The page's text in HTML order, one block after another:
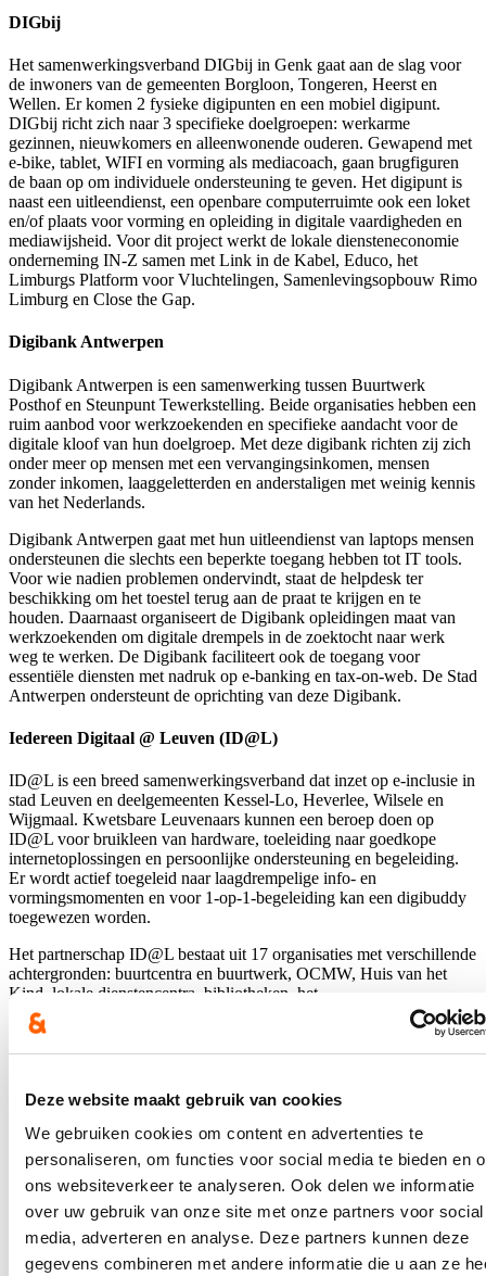
Deze website maakt gebruik van cookies
We gebruiken cookies om content en advertenties te
personaliseren, om functies voor social media te bieden en
ons websiteverkeer te analyseren. Ook delen we informatie
over uw gebruik van onze site met onze partners voor social
media, adverteren en analyse. Deze partners kunnen deze
gegevens combineren met andere informatie die u aan ze
DIGbij
Het samenwerkingsverband DIGbij in Genk gaat aan de slag voor
de inwoners van de gemeenten Borgloon, Tongeren, Heerst en
Wellen. Er komen 2 fysieke digipunten en een mobiel digipunt.
DIGbij richt zich naar 3 specifieke doelgroepen: werkarme
gezinnen, nieuwkomers en alleenwonende ouderen. Gewapend met
e-bike, tablet, WIFI en vorming als mediacoach, gaan brugfiguren
de baan op om individuele ondersteuning te geven. Het digipunt is
naast een uitleendienst, een openbare computerruimte ook een loket
en/of plaats voor vorming en opleiding in digitale vaardigheden en
mediawijsheid. Voor dit project werkt de lokale diensteneconomie
onderneming IN-Z samen met Link in de Kabel, Educo, het
Limburgs Platform voor Vluchtelingen, Samenlevingsopbouw Rimo
Limburg en Close the Gap.
Digibank Antwerpen
Digibank Antwerpen is een samenwerking tussen Buurtwerk
Posthof en Steunpunt Tewerkstelling. Beide organisaties hebben een
ruim aanbod voor werkzoekenden en specifieke aandacht voor de
digitale kloof van hun doelgroep. Met deze digibank richten zij zich
onder meer op mensen met een vervangingsinkomen, mensen
zonder inkomen, laaggeletterden en anderstaligen met weinig kennis
van het Nederlands.
Digibank Antwerpen gaat met hun uitleendienst van laptops mensen
ondersteunen die slechts een beperkte toegang hebben tot IT tools.
Voor wie nadien problemen ondervindt, staat de helpdesk ter
beschikking om het toestel terug aan de praat te krijgen en te
houden. Daarnaast organiseert de Digibank opleidingen maat van
werkzoekenden om digitale drempels in de zoektocht naar werk
weg te werken. De Digibank faciliteert ook de toegang voor
essentiële diensten met nadruk op e-banking en tax-on-web. De Stad
Antwerpen ondersteunt de oprichting van deze Digibank.
Iedereen Digitaal @ Leuven (ID@L)
ID@L is een breed samenwerkingsverband dat inzet op e-inclusie in
stad Leuven en deelgemeenten Kessel-Lo, Heverlee, Wilsele en
Wijgmaal. Kwetsbare Leuvenaars kunnen een beroep doen op
ID@L voor bruikleen van hardware, toeleiding naar goedkope
internetoplossingen en persoonlijke ondersteuning en begeleiding.
Er wordt actief toegeleid naar laagdrempelige info- en
vormingsmomenten en voor 1-op-1-begeleiding kan een digibuddy
toegewezen worden.
Het partnerschap ID@L bestaat uit 17 organisaties met verschillende
achtergronden: buurtcentra en buurtwerk, OCMW, Huis van het
Kind, lokale dienstencentra, bibliotheken, het
volwassenenonderwijs, vormingspartners uit het middenveld,
verenigingen waar armen het woord nemen, de vakbonden en
VDAB en verschillende diensten van stad Leuven. In de organisatie
refurbishen van hardware wordt er samengewerkt met de lokale en
sociale economie.
Digibasics
DigiBasics is een project van Becode, Beego en Close The Gap.
Samen willen ze het risico op digitale uitsluiting verkleinen door
tweedehands toestellen ter beschikking te stellen, workshops digitale
vaardigheden te geven en een mobiele ondersteuning op maat in